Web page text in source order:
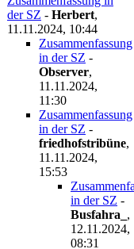
der SZ - Herbert,
11.11.2024, 10:44
Zusammenfassung
in der SZ -
Observer,
11.11.2024,
11:30
Zusammenfassung
in der SZ -
friedhofstribüne,
11.11.2024,
15:53
in der SZ -
Busfahra_ ,
12.11.2024,
08:31